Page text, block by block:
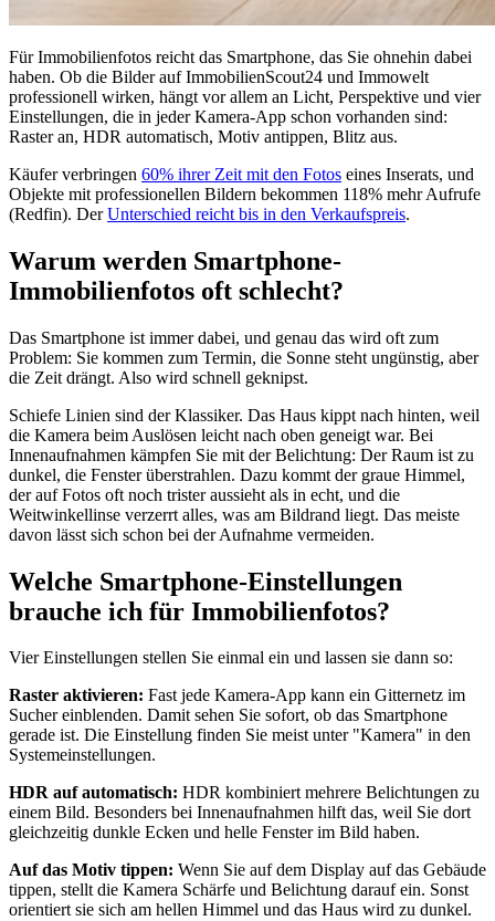
Für Immobilienfotos reicht das Smartphone, das Sie ohnehin dabei
haben. Ob die Bilder auf ImmobilienScout24 und Immowelt
professionell wirken, hängt vor allem an Licht, Perspektive und vier
Einstellungen, die in jeder Kamera-App schon vorhanden sind:
Raster an, HDR automatisch, Motiv antippen, Blitz aus.
Käufer verbringen 60% ihrer Zeit mit den Fotos eines Inserats, und
Objekte mit professionellen Bildern bekommen 118% mehr Aufrufe
(Redfin). DerUnterschied reicht bis in den Verkaufspreis.
Warum werden Smartphone-
Immobilienfotos oft schlecht?
Das Smartphone ist immer dabei, und genau das wird oft zum
Problem: Sie kommen zum Termin, die Sonne steht ungünstig, aber
die Zeit drängt. Also wird schnell geknipst.
Schiefe Linien sind der Klassiker. Das Haus kippt nach hinten, weil
die Kamera beim Auslösen leicht nach oben geneigt war. Bei
Innenaufnahmen kämpfen Sie mit der Belichtung: Der Raum ist zu
dunkel, die Fenster überstrahlen. Dazu kommt der graue Himmel,
der auf Fotos oft noch trister aussieht als in echt, und die
Weitwinkellinse verzerrt alles, was am Bildrand liegt. Das meiste
davon lässt sich schon bei der Aufnahme vermeiden.
Welche Smartphone-Einstellungen
brauche ich für Immobilienfotos?
Vier Einstellungen stellen Sie einmal ein und lassen sie dann so:
Raster aktivieren: Fast jede Kamera-App kann ein Gitternetz im
Sucher einblenden. Damit sehen Sie sofort, ob das Smartphone
gerade ist. Die Einstellung finden Sie meist unter "Kamera" in den
Systemeinstellungen.
HDR auf automatisch: HDR kombiniert mehrere Belichtungen zu
einem Bild. Besonders bei Innenaufnahmen hilft das, weil Sie dort
gleichzeitig dunkle Ecken und helle Fenster im Bild haben.
Auf das Motiv tippen: Wenn Sie auf dem Display auf das Gebäude
tippen, stellt die Kamera Schärfe und Belichtung darauf ein. Sonst
orientiert sie sich am hellen Himmel und das Haus wird zu dunkel.